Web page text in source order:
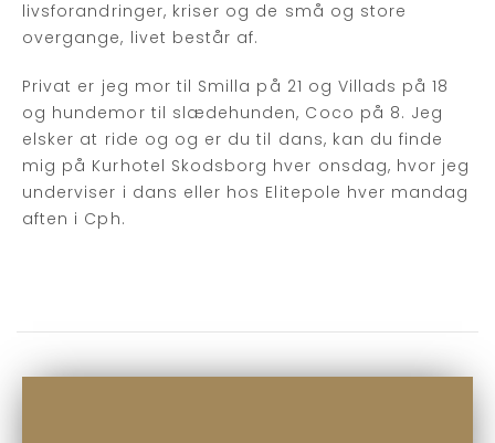
livsforandringer, kriser og de små og store
overgange, livet består af.
Privat er jeg mor til Smilla på 21 og Villads på 18
og hundemor til slædehunden, Coco på 8. Jeg
elsker at ride og og er du til dans, kan du finde
mig på Kurhotel Skodsborg hver onsdag, hvor jeg
underviser i dans eller hos Elitepole hver mandag
aften i Cph.